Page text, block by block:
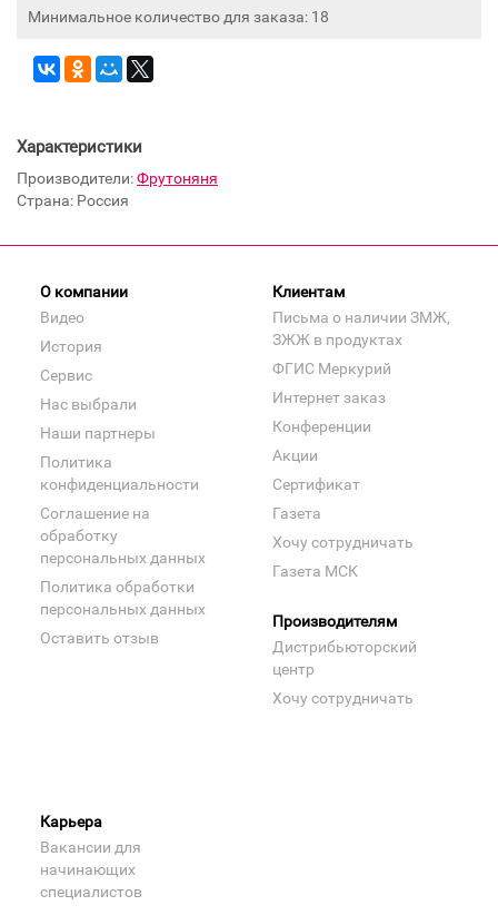
Минимальное количество для заказа: 18
Характеристики
Производители:Фрутоняня
Страна: Россия
О компании
Видео
История
Сервис
Нас выбрали
Наши партнеры
Политика
конфиденциальности
Соглашение на
обработку
персональных данных
Политика обработки
персональных данных
Оставить отзыв
Клиентам
Письма о наличии ЗМЖ,
ЗЖЖ в продуктах
ФГИС Меркурий
Интернет заказ
Конференции
Акции
Сертификат
Газета
Хочу сотрудничать
Газета МСК
Производителям
Дистрибьюторский
центр
Хочу сотрудничать
Карьера
Вакансии для
начинающих
специалистов